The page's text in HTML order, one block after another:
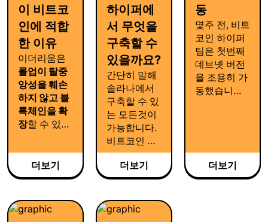
비중이지만,
비트코인 하
이퍼의 큰 그
림은 비트코
인의 앱 레이
어를 구축하
는 것입니다.
이 비트코
인에 적합
한 이유
이더리움은
롤업이 탈중
앙성을 훼손
하지 않고 블
록체인을 확
장할 수 있다
합니다. 우리
는 그 모델을
비트코인에
습니다.
더보기
하이퍼에
서 무엇을
구축할 수
있을까요?
간단히 말해
솔라나에서
구축할 수 있
는 모든것이
가능합니다.
비트코인 하
이퍼의 런타
임은 솔라나
가상머신과
로, 다음과 같
더보기
동
몇주 전, 비트
코인 하이퍼
팀은 첫번째
데브넷 버전
을 조용히 가
동했습니다.
목표는 오직
하나, 아키텍
처 검증이었
더보기